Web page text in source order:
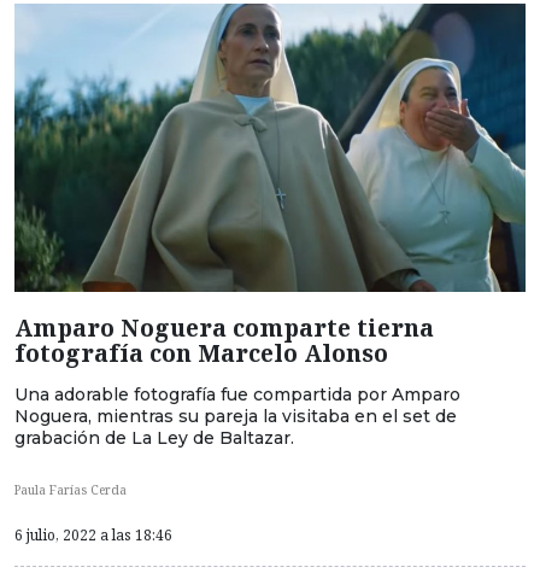
Amparo Noguera comparte tierna
fotografía con Marcelo Alonso
Una adorable fotografía fue compartida por Amparo
Noguera, mientras su pareja la visitaba en el set de
grabación de La Ley de Baltazar.
Paula Farías Cerda
6 julio, 2022 a las 18:46